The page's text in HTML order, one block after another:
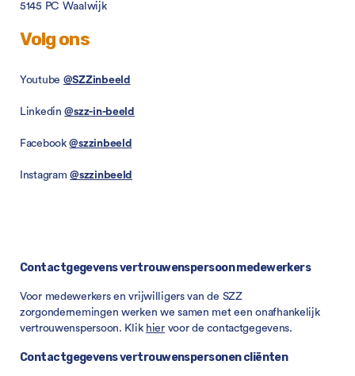
5145 PC Waalwijk
Volg ons
Youtube @SZZinbeeld
Linkedin@szz-in-beeld
Facebook@szzinbeeld
Instagram@szzinbeeld
Contactgegevens vertrouwenspersoon medewerkers
Voor medewerkers en vrijwilligers van de SZZ
zorgondernemingen werken we samen met een onafhankelijk
vertrouwenspersoon. Klik hiervoor de contactgegevens.
Contactgegevens vertrouwenspersonen cliënten